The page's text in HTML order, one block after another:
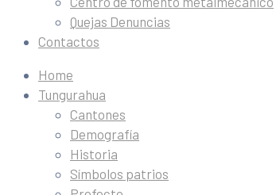
Quejas Denuncias
Contactos
Home
Tungurahua
Cantones
Demografía
Historia
Símbolos patrios